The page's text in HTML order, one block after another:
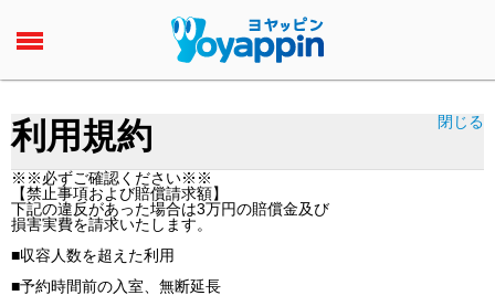
閉じる
利用規約
※※必ずご確認ください※※
【禁止事項および賠償請求額】
下記の違反があった場合は3万円の賠償金及び
損害実費を請求いたします。
■収容人数を超えた利用
■予約時間前の入室、無断延長